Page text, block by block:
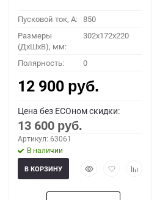
Пусковой ток, A: 850
Размеры
(ДхШхВ), мм:
302x172x220
Полярность: 0
12 900 руб.
Цена без ECOном скидки:
13 600 руб.
Артикул: 63061
В наличии
БыстрыйДобавить
избранное
Добавить
В КОРЗИНУ